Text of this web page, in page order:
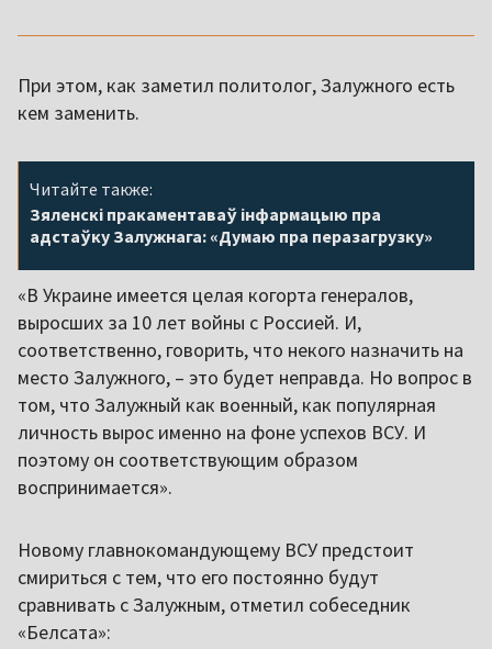
При этом, как заметил политолог, Залужного есть
кем заменить.
Читайте также:
Зяленскі пракаментаваў інфармацыю пра
адстаўку Залужнага: «Думаю пра перазагрузку»
«В Украине имеется целая когорта генералов,
выросших за 10 лет войны с Россией. И,
соответственно, говорить, что некого назначить на
место Залужного, – это будет неправда. Но вопрос в
том, что Залужный как военный, как популярная
личность вырос именно на фоне успехов ВСУ. И
поэтому он соответствующим образом
воспринимается».
Новому главнокомандующему ВСУ предстоит
смириться с тем, что его постоянно будут
сравнивать с Залужным, отметил собеседник
«Белсата»: